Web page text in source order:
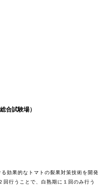
合試験場）
効果的なトマトの裂果対策技術を開発
回行うことで、白熟期に１回のみ行う